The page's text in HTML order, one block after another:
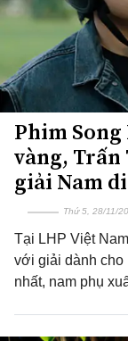
Phim
vàng,
giải Nam
Thứ 5, 28/11/
Tại LHP Việt
với giải dành cho
nhất, nam phụ